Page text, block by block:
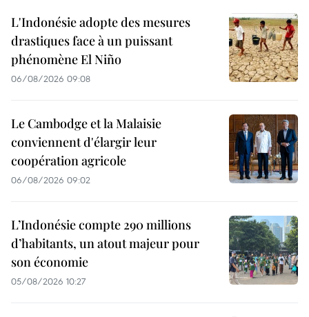
L'Indonésie adopte des mesures
drastiques face à un puissant
phénomène El Niño
06/08/2026 09:08
Le Cambodge et la Malaisie
conviennent d'élargir leur
coopération agricole
06/08/2026 09:02
L’Indonésie compte 290 millions
d’habitants, un atout majeur pour
son économie
05/08/2026 10:27